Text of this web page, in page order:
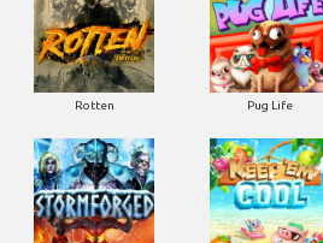
Rotten Pug Life